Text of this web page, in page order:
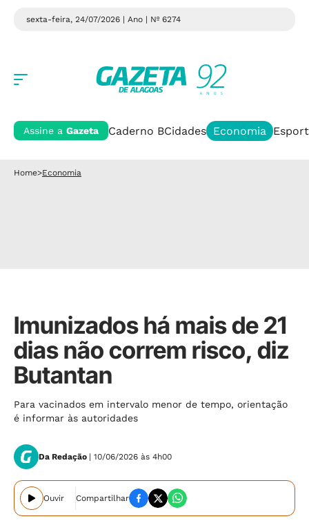
sexta-feira, 24/07/2026 | Ano | Nº 6274
Assine a Gazeta Caderno BCidades Economia
Home>Economia
Imunizados há mais de 21
dias não correm risco, diz
Butantan
Para vacinados em intervalo menor de tempo, orientação
é informar às autoridades
Da Redação | 10/06/2026 às 4h00
Ouvir Compartilhar